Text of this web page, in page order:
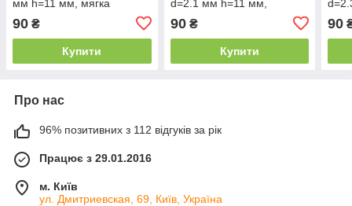
мм h=11 мм, мягка
90 ₴
Купити
d=2.1 мм h=11 мм,
90₴
Купити
90
Про нас
96% позитивних з 112 відгуків за рік
Працює з 29.01.2016
м. Київ
ул. Дмитриевская, 69, Київ, Україна